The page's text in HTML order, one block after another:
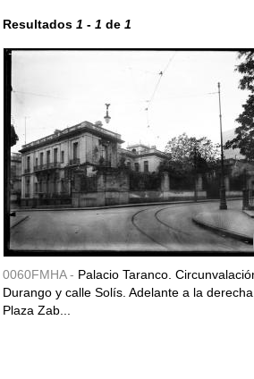
Resultados 1 - 1 de 1
0060FMHA - Palacio Taranco.
Durango y calle Solís. Adelante a la
Plaza Zab...